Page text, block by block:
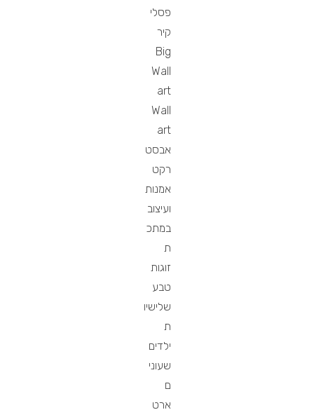
פסלי
קיר
Big
Wall
art
Wall
art
אבסט
רקט
אמנות
ועיצוב
במתכ
ת
זוגות
טבע
שלישיו
ת
ילדים
שעוני
ם
ארט